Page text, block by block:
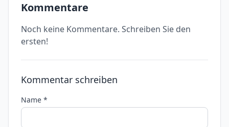
Kommentare
Noch keine Kommentare. Schreiben Sie den
ersten!
Kommentar schreiben
Name *